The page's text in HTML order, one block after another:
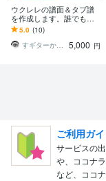
ウクレレの譜面＆タブ譜
を作成します。誰でも弾
けます ハワイアン・ステ
ージ経験豊富なウクレレ
奏者が自ら採譜します！
5.0 (10)
すギターかずま
5,000 円
ご利用ガ
サービスの
や、ココナ
など、ココ